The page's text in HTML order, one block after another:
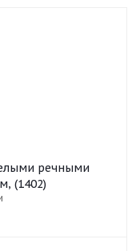
речными
(1402)